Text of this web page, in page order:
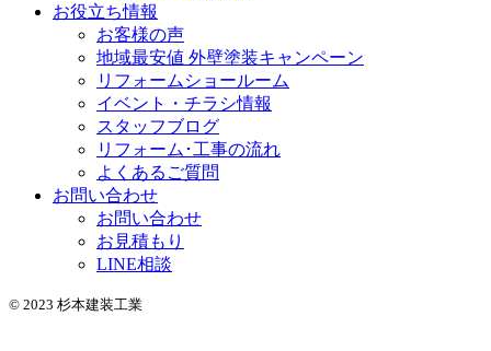
お役立ち情報
お客様の声
地域最安値 外壁塗装キャンペーン
リフォームショールーム
イベント・チラシ情報
スタッフブログ
リフォーム･工事の流れ
よくあるご質問
お問い合わせ
お問い合わせ
お見積もり
LINE相談
© 2023 杉本建装工業